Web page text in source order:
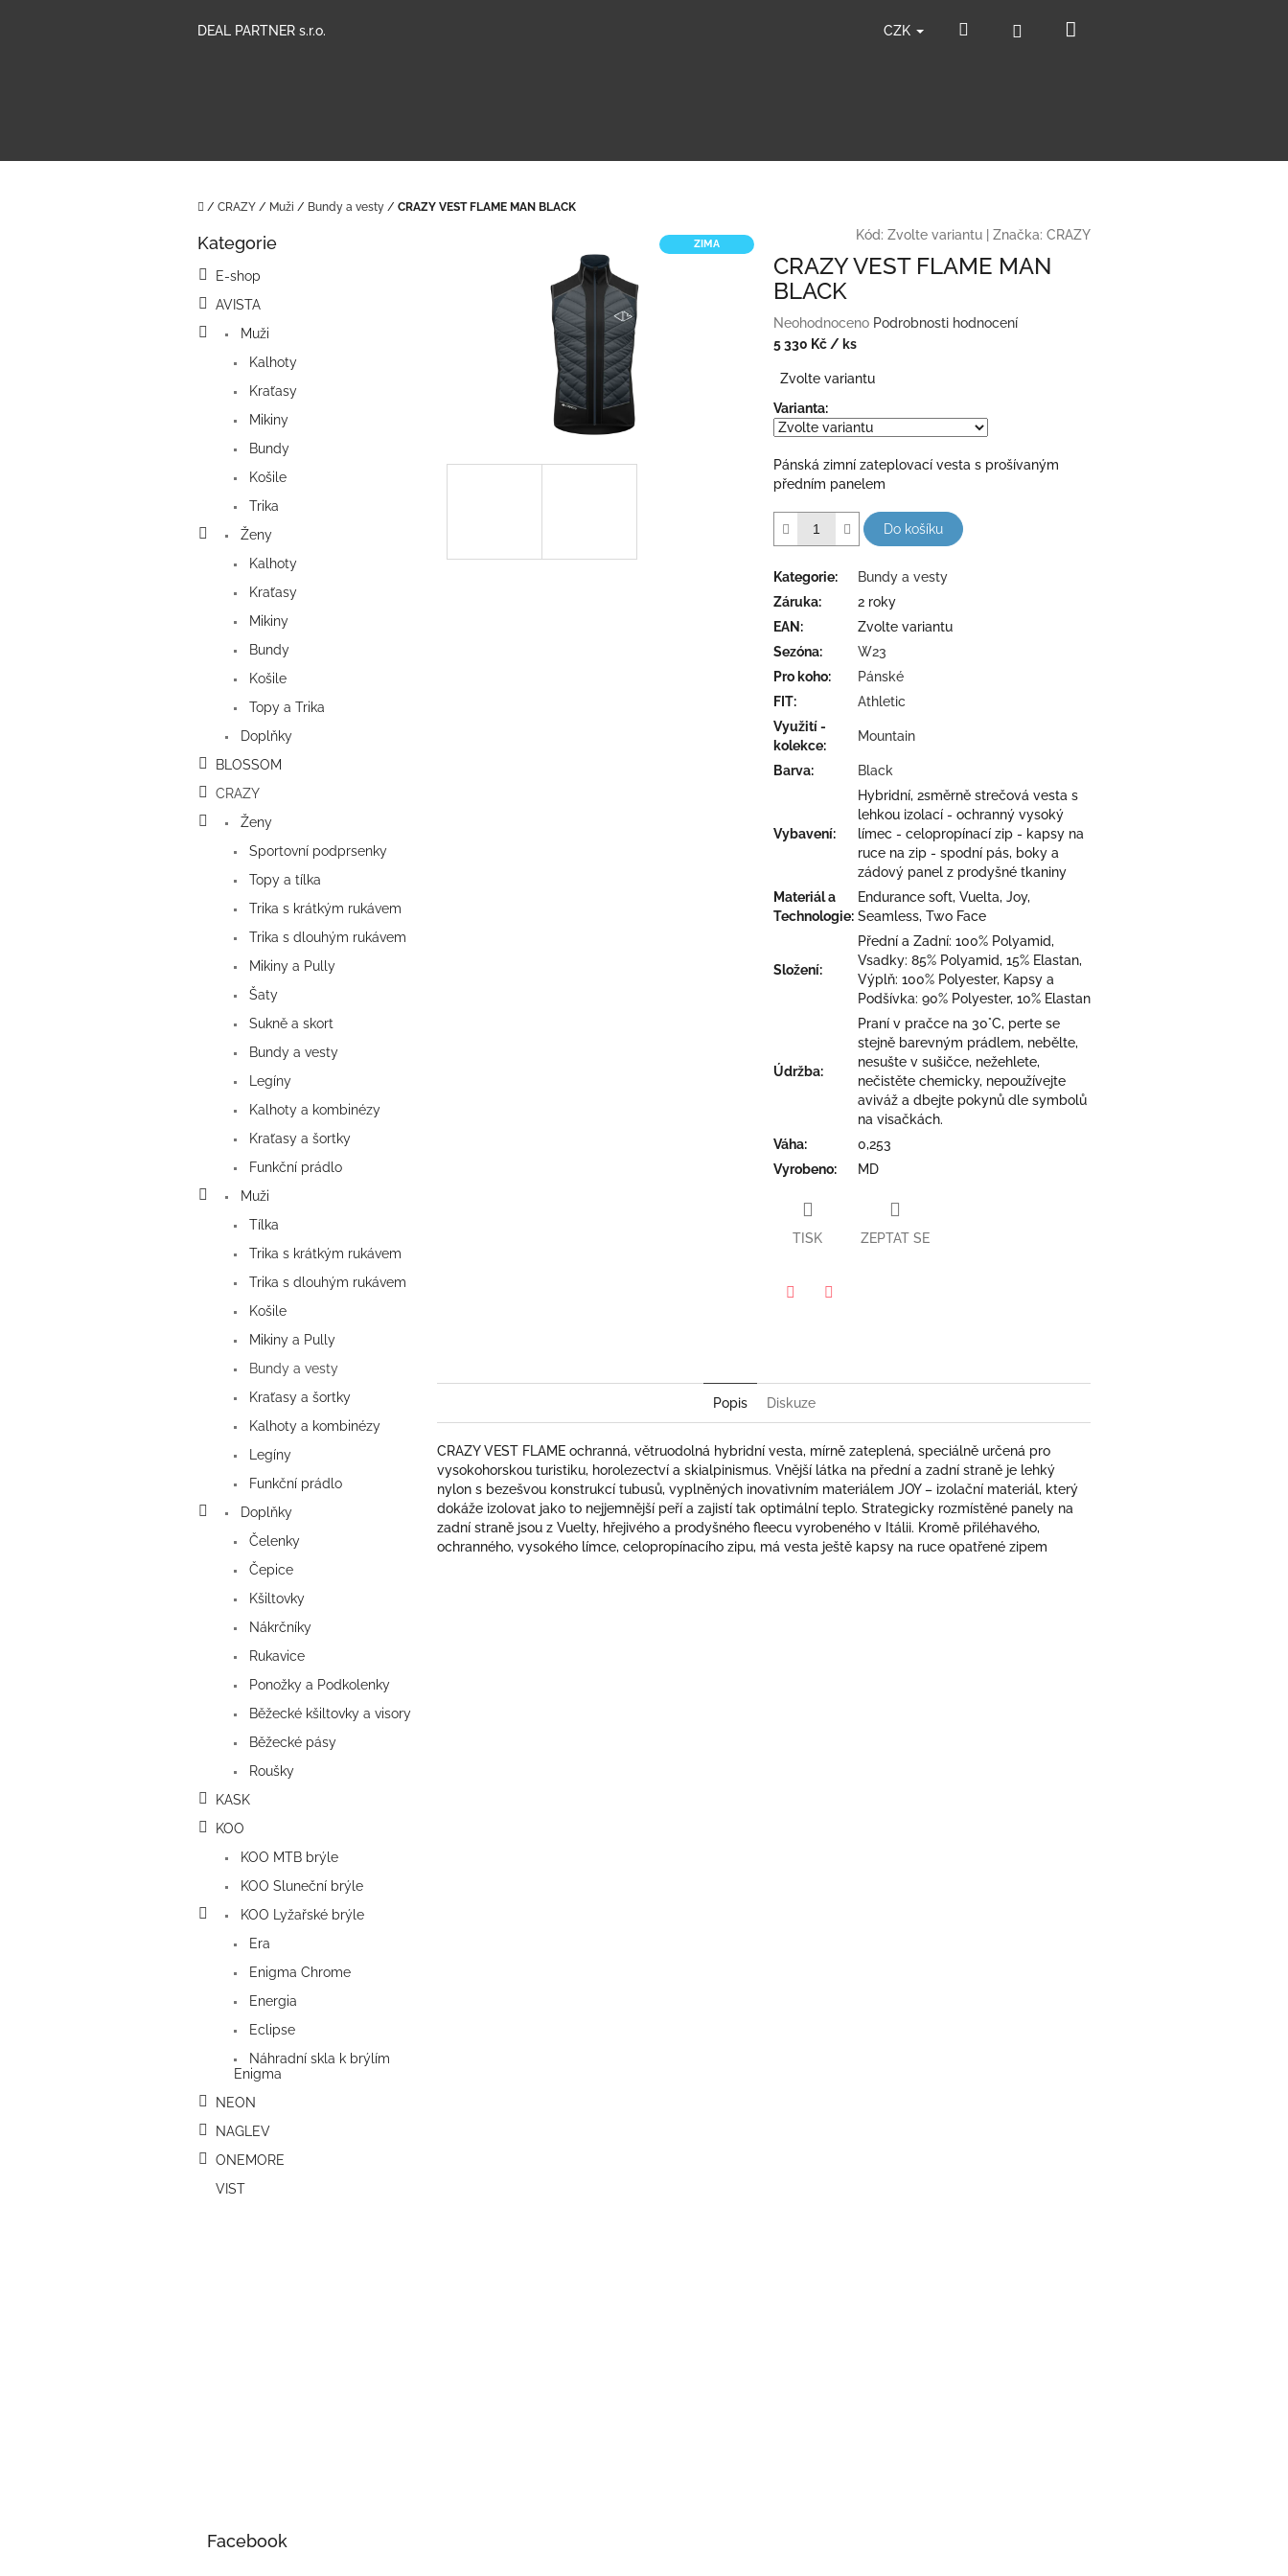
DEAL PARTNER s.r.o. CZK Hledat Přihlášení
Domů
/ CRAZY / Muži / Bundy a vesty / CRAZY VEST FLAME MAN BLACK
Přeskočit
Kategorie
E-shop
AVISTA
Muži
Kalhoty
Kraťasy
Mikiny
Bundy
Košile
Trika
Ženy
Kalhoty
Kraťasy
Mikiny
Bundy
Košile
Topy a Trika
Doplňky
BLOSSOM
CRAZY
Ženy
Sportovní podprsenky
Topy a tílka
Trika s krátkým rukávem
Trika s dlouhým rukávem
Mikiny a Pully
Šaty
Sukně a skort
Bundy a vesty
Legíny
Kalhoty a kombinézy
Kraťasy a šortky
Funkční prádlo
Muži
Tílka
Trika s krátkým rukávem
Trika s dlouhým rukávem
Košile
Mikiny a Pully
Bundy a vesty
Kraťasy a šortky
Kalhoty a kombinézy
Legíny
Funkční prádlo
Doplňky
Čelenky
Čepice
Kšiltovky
Nákrčníky
Rukavice
Ponožky a Podkolenky
Běžecké kšiltovky a visory
Běžecké pásy
Roušky
KASK
KOO
KOO MTB brýle
KOO Sluneční brýle
KOO Lyžařské brýle
Era
Enigma Chrome
Energia
Eclipse
Náhradní skla k brýlím
Enigma
NEON
NAGLEV
ONEMORE
VIST
Facebook
ZIMA
Kód: Zvolte variantu Značka: CRAZY
CRAZY VEST FLAME MAN
BLACK
Průměrné
hodnocení
je
0,0
z
5
hvězdiček.
Neohodnoceno Podrobnosti hodnocení
5 330 Kč / ks
cena:
Zvolte variantu
Varianta:
Pánská zimní zateplovací vesta s prošívaným
předním panelem
Do košíku
Kategorie:
Bundy a vesty
Záruka:
2 roky
EAN:
Zvolte variantu
Sezóna:
W23
Pro koho:
Pánské
FIT:
Athletic
Využití -
kolekce:
Mountain
Barva: Black
Vybavení:
Hybridní, 2směrně strečová vesta s
lehkou izolací - ochranný vysoký
límec - celopropínací zip - kapsy na
ruce na zip - spodní pás, boky a
zádový panel z prodyšné tkaniny
Materiál a
Technologie:
Endurance soft, Vuelta, Joy,
Seamless, Two Face
Složení:
Přední a Zadní: 100% Polyamid,
Vsadky: 85% Polyamid, 15% Elastan,
Výplň: 100% Polyester, Kapsy a
Podšívka: 90% Polyester, 10% Elastan
Údržba:
Praní v pračce na 30°C, perte se
stejně barevným prádlem, nebělte,
nesušte v sušičce, nežehlete,
nečistěte chemicky, nepoužívejte
aviváž a dbejte pokynů dle symbolů
na visačkách.
Váha:
0,253
Vyrobeno: MD
TISK ZEPTAT SE
Popis Diskuze
CRAZY VEST FLAME ochranná, větruodolná hybridní vesta, mírně zateplená, speciálně určená pro
vysokohorskou turistiku, horolezectví a skialpinismus. Vnější látka na přední a zadní straně je lehký
nylon s bezešvou konstrukcí tubusů, vyplněných inovativním materiálem JOY – izolační materiál, který
dokáže izolovat jako to nejjemnější peří a zajistí tak optimální teplo. Strategicky rozmístěné panely na
zadní straně jsou z Vuelty, hřejivého a prodyšného fleecu vyrobeného v Itálii. Kromě přiléhavého,
ochranného, vysokého límce, celopropínacího zipu, má vesta ještě kapsy na ruce opatřené zipem